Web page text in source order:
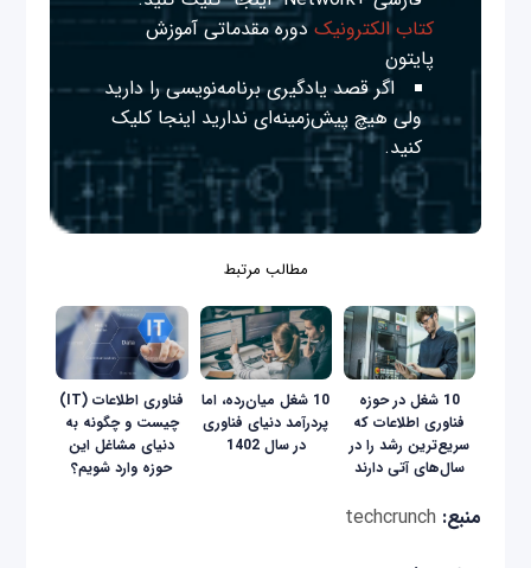
کتاب الکترونیک دوره مقدماتی آموزش
پایتون
اگر قصد یادگیری برنامه‌نویسی را دارید
ولی هیچ پیش‌زمینه‌ای نداریداینجا کلیک
کنید.
مطالب مرتبط
10 شغل در حوزه
فناوری اطلاعات که
سریع‌ترین رشد را در
سال‌های آتی دارند
10 شغل میان‌رده، اما
پردرآمد دنیای فناوری
در سال 1402
فناوری اطلاعات (IT)
چیست و چگونه به
دنیای مشاغل این
حوزه وارد شویم؟
منبع: techcrunch